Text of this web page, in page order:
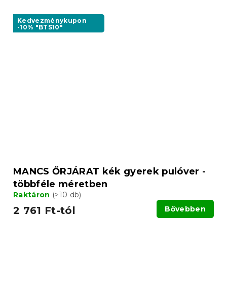
Kedvezménykupon
-10% "BTS10"
MANCS ŐRJÁRAT kék gyerek pulóver -
többféle méretben
Raktáron (>10 db)
2 761 Ft-tól Bővebben